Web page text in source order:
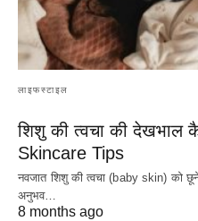
लाइफस्टाइल
शिशु की त्वचा की
Skincare Tips
नवजात शिशु की त्वचा (baby skin) को
अनुभव…
8 months ago